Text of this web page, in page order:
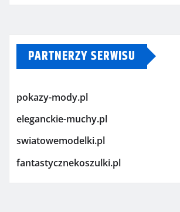
PARTNERZY SERWISU
pokazy-mody.pl
eleganckie-muchy.pl
swiatowemodelki.pl
fantastycznekoszulki.pl